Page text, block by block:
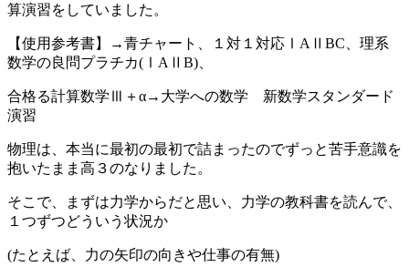
算演習をしていました。
【使用参考書】→青チャート、１対１対応ⅠAⅡBC、理系
数学の良問プラチカ(ⅠAⅡB)、
合格る計算数学Ⅲ＋α→大学への数学 新数学スタンダード
演習
物理は、本当に最初の最初で詰まったのでずっと苦手意識を
抱いたまま高３のなりました。
そこで、まずは力学からだと思い、力学の教科書を読んで、
１つずつどういう状況か
(たとえば、力の矢印の向きや仕事の有無)